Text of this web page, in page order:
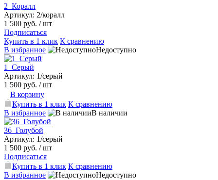
2_Коралл
Артикул: 2/коралл
1 500 руб. / шт
Подписаться
Купить в 1 клик К сравнению
В избранное
Недоступно
1_Серый
Артикул: 1/серый
1 500 руб. / шт
В корзину
Купить в 1 клик К сравнению
В избранное
В наличии
36_Голубой
Артикул: 1/серый
1 500 руб. / шт
Подписаться
Купить в 1 клик К сравнению
В избранное
Недоступно